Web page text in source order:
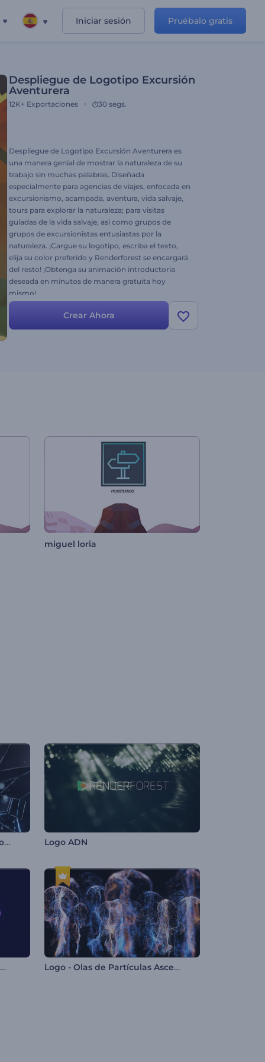
Iniciar sesión Pruébalo gratis
Despliegue de Logotipo Excursión
Aventurera
12K+ Exportaciones 30 segs.
Despliegue de Logotipo Excursión Aventurera es
una manera genial de mostrar la naturaleza de su
trabajo sin muchas palabras. Diseñada
especialmente para agencias de viajes, enfocada en
excursionismo, acampada, aventura, vida salvaje,
tours para explorar la naturaleza; para visitas
guiadas de la vida salvaje, asi como grupos de
grupos de excursionistas entusiastas por la
naturaleza. ¡Cargue su logotipo, escriba el texto,
elija su color preferido y Renderforest se encargará
del resto! ¡Obtenga su animación introductoria
deseada en minutos de manera gratuita hoy
mismo!
Crear Ahora
miguel loria
Logo Reveal - Vidrio Haciéndose Añicos Logo ADN
Logo - Ráfaga de Humo Dinámico Logo - Olas de Partículas Ascendentes